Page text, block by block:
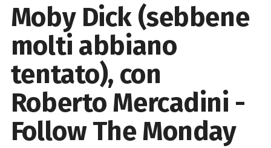
Moby Dick (sebbene
molti abbiano
tentato), con
Roberto Mercadini -
Follow The Monday